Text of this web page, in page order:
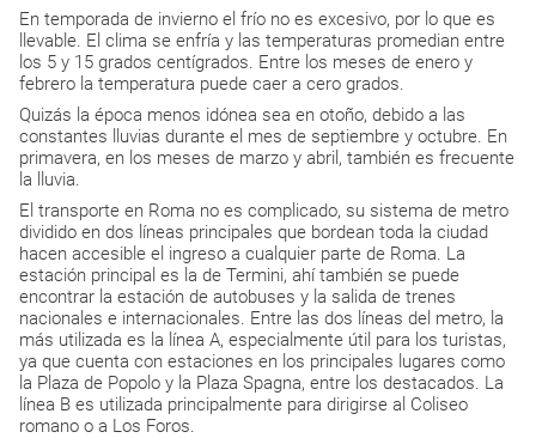
En temporada de invierno el frío no es excesivo, por lo que es
llevable. El clima se enfría y las temperaturas promedian entre
los 5 y 15 grados centígrados. Entre los meses de enero y
febrero la temperatura puede caer a cero grados.
Quizás la época menos idónea sea en otoño, debido a las
constantes lluvias durante el mes de septiembre y octubre. En
primavera, en los meses de marzo y abril, también es frecuente
la lluvia.
El transporte en Roma no es complicado, su sistema de metro
dividido en dos líneas principales que bordean toda la ciudad
hacen accesible el ingreso a cualquier parte de Roma. La
estación principal es la de Termini, ahí también se puede
encontrar la estación de autobuses y la salida de trenes
nacionales e internacionales. Entre las dos líneas del metro, la
más utilizada es la línea A, especialmente útil para los turistas,
ya que cuenta con estaciones en los principales lugares como
la Plaza de Popolo y la Plaza Spagna, entre los destacados. La
línea B es utilizada principalmente para dirigirse al Coliseo
romano o a Los Foros.